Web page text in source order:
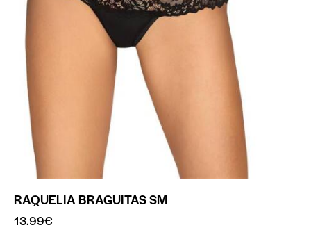
RAQUELIA BRAGUITAS SM
13.99€